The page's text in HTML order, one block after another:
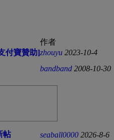
作者
付寶贊助]zhouyu 2023-10-4
bandband 2008-10-30
seaball0000 2026-8-6